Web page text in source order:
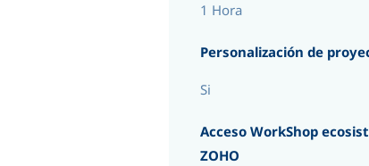
1 Hora
Personalización de
Si
Acceso WorkShop
ZOHO